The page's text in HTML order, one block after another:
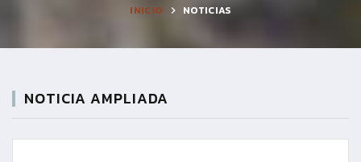
INICIO NOTICIAS
NOTICIA AMPLIADA